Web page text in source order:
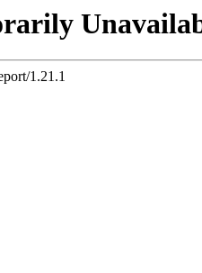
1.21.1